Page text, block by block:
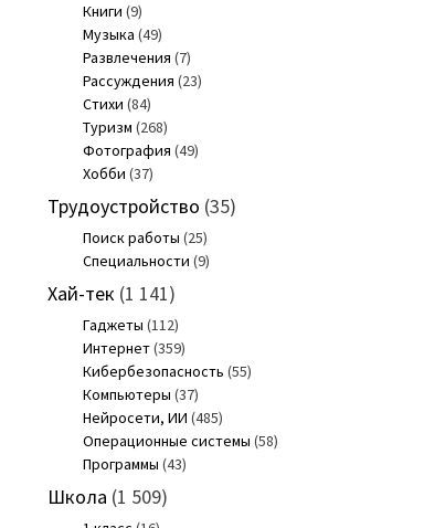
Книги (9)
Музыка (49)
Развлечения (7)
Рассуждения (23)
Стихи (84)
Туризм (268)
Фотография (49)
Хобби (37)
Трудоустройство (35)
Поиск работы (25)
Специальности (9)
Хай-тек (1 141)
Гаджеты (112)
Интернет(359)
Кибербезопасность (55)
Компьютеры (37)
Нейросети, ИИ (485)
Операционные системы (58)
Программы (43)
Школа (1 509)